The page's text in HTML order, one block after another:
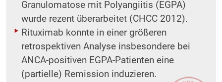
Granulomatose mit Polyangiitis (EGPA)
wurde rezent überarbeitet (CHCC 2012).
Rituximab konnte in einer größeren
retrospektiven Analyse insbesondere bei
ANCA-positiven EGPA-Patienten eine
(partielle) Remission induzieren.